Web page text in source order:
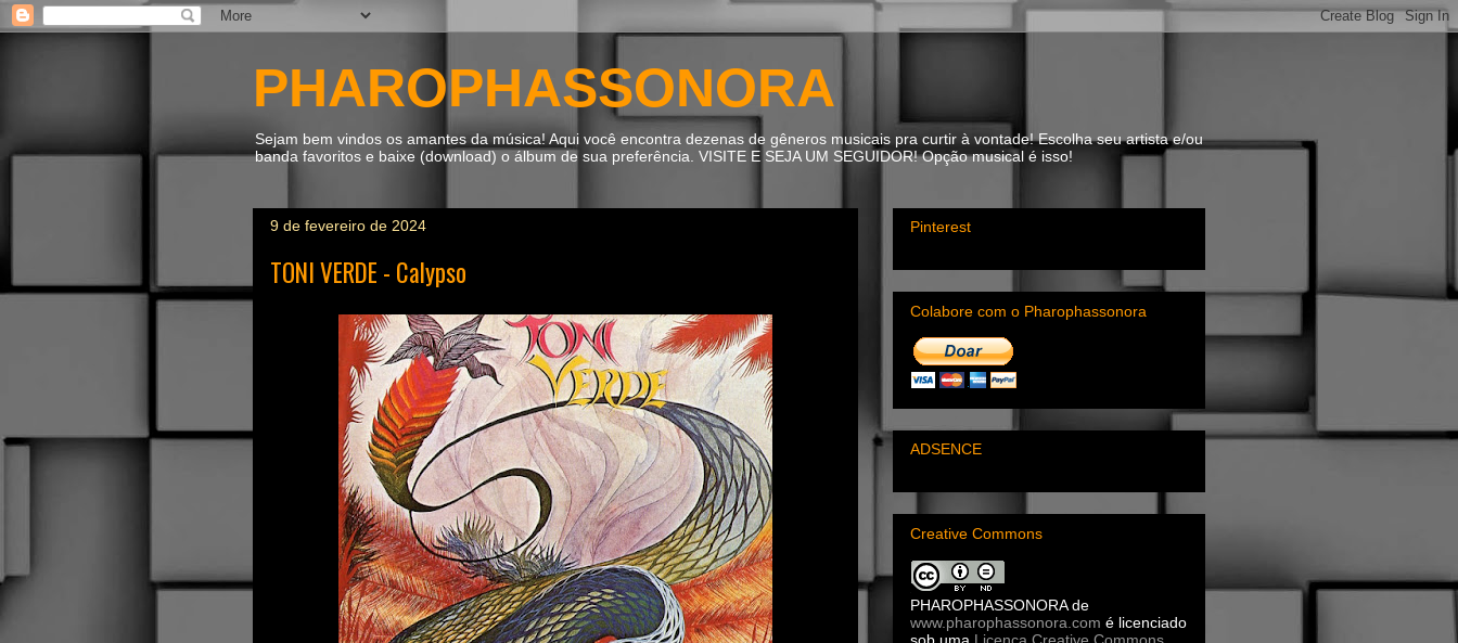
PHAROPHASSONORA
Sejam bem vindos os amantes da música! Aqui você encontra dezenas de gêneros musicais pra curtir à vontade! Escolha seu artista e/ou
banda favoritos e baixe (download) o álbum de sua preferência. VISITE E SEJA UM SEGUIDOR! Opção musical é isso!
9 de fevereiro de 2024
TONI VERDE - Calypso
Pinterest
Colabore com o Pharophassonora
ADSENCE
Creative Commons
PHAROPHASSONORAde
www.pharophassonora.com é licenciado
sob uma Licença Creative Commons